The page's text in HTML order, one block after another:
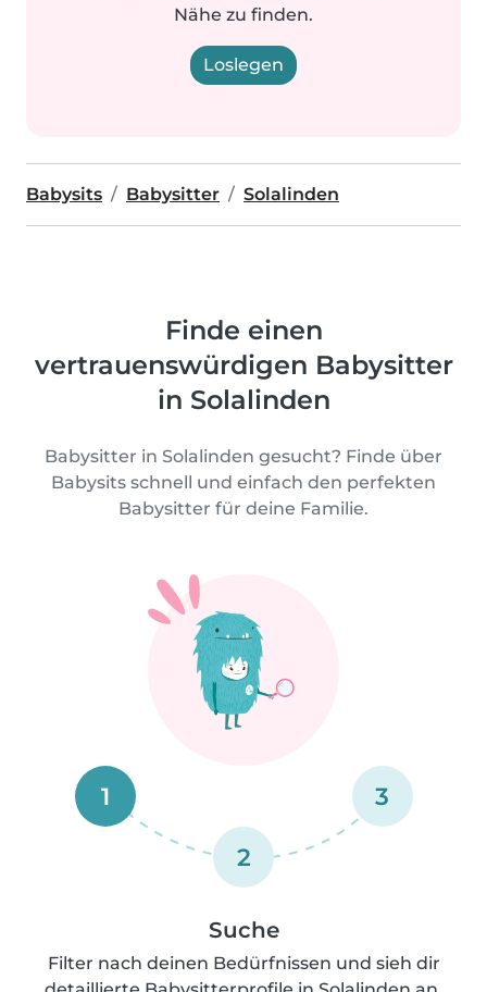
Nähe zu finden.
Loslegen
Babysits Babysitter Solalinden
Finde einen
vertrauenswürdigen Babysitter
in Solalinden
Babysitter in Solalinden gesucht? Finde über
Babysits schnell und einfach den perfekten
Babysitter für deine Familie.
1
2
3
Suche
Filter nach deinen Bedürfnissen und sieh dir